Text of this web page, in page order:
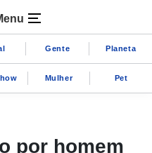
Gente Planeta
Mulher Pet
por homem